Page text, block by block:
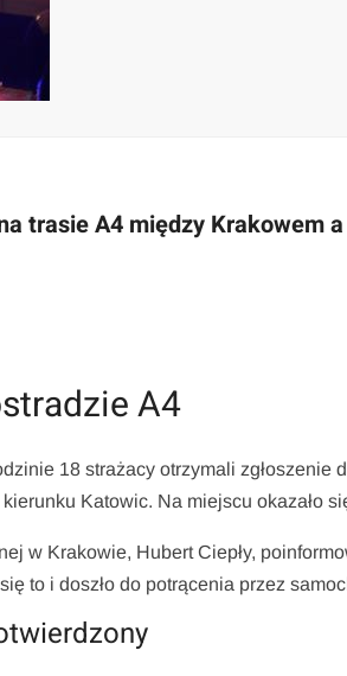
trasie A4 między Krakowem
A4
18 strażacy otrzymali zgłoszenie
Katowic. Na miejscu okazało
w Krakowie, Hubert Ciepły,
to i doszło do potrącenia przez